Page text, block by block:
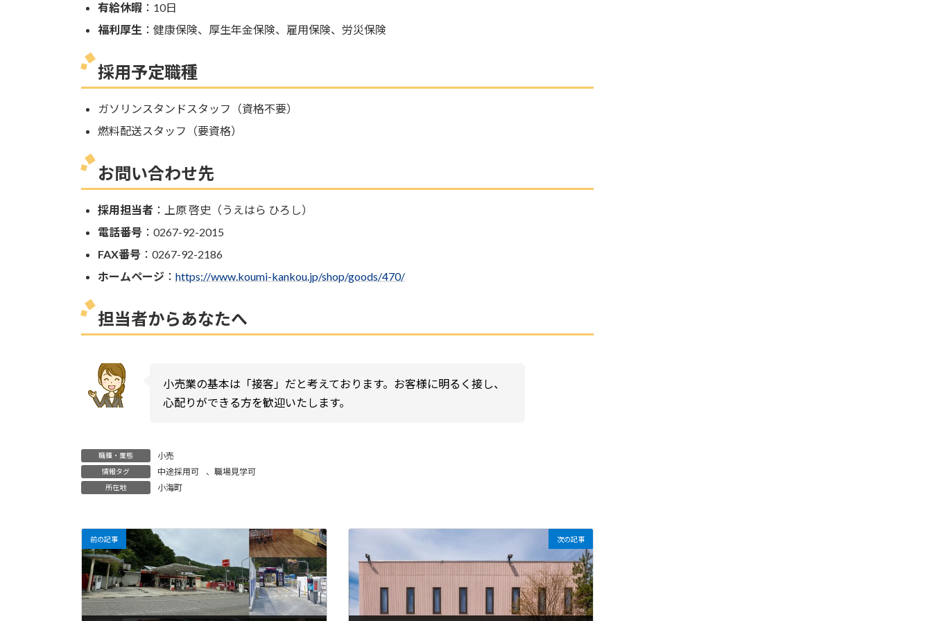
有給休暇 ：10日
福利厚生 ：健康保険、厚生年金保険、雇用保険、労災保険
採用予定職種
ガソリンスタンドスタッフ（資格不要）
燃料配送スタッフ（要資格）
お問い合わせ先
採用担当者 ：上原 啓史（うえはら ひろし）
電話番号 ：0267-92-2015
FAX番号 ：0267-92-2186
ホームページ ： https://www.koumi-kankou.jp/shop/goods/470/
担当者からあなたへ
小売業の基本は「接客」だと考えております。お客様に明るく接し、
心配りができる方を歓迎いたします。
職種・業態 小売
情報タグ 中途採用可 、 職場見学可
所在地 小海町
前の記事 次の記事